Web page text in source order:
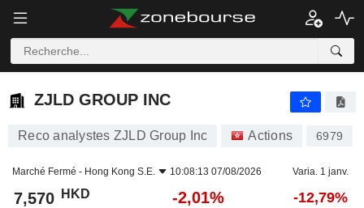
ZJLD GROUP INC
ZJLD GROUP INC
Reco analystes ZJLD Group Inc Actions 6979
Marché Fermé - Hong Kong S.E. 10:08:13 07/08/2026 Varia. 1 janv.
7,570 HKD -2,01% -12,79%